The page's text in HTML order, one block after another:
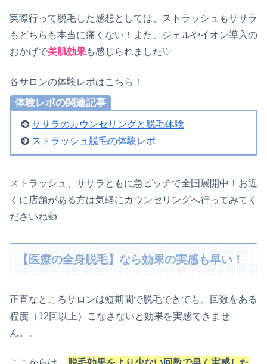
実際行って脱毛した感想としては、ストラッシュもササラ
もどちらも本当に痛くない！また、ジェルやイオン導入の
おかげで美肌効果も感じられました♡
各サロンの体験レポはこちら！
体験レポの関連記事
ササラのカウンセリングと脱毛体験
ストラッシュ脱毛の体験レポ
ストラッシュ、ササラともに急ピッチで全国展開中！お近
くに店舗がある方は気軽にカウンセリングへ行ってみてく
ださいね👍
【医療の全身脱毛】なら効果の実感も早い！
正直なところサロンは短期間で脱毛できても、回数をある
程度（12回以上）こなさないと効果を実感できませ
ん。。